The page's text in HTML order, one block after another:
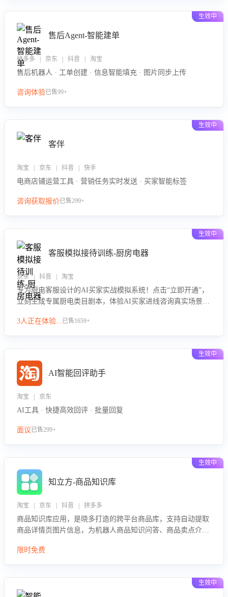
生效中
售后Agent-智能建单
拼多多 | 京东 | 抖音 | 淘宝
售后机器人 · 工单创建 · 信息智能填充 · 图片同步上传
咨询体验已售99+
生效中
客伴
淘宝 | 京东 | 抖音 | 快手
电商店铺运营工具 · 营销任务实时发送 · 买家智能标签
咨询获取报价已售299+
生效中
客服模拟接待训练-厨房电器
京东 | 抖音 | 淘宝
专为厨电客服设计的AI买家实战模拟系统！点击“立即开通”，
立刻生成专属厨电类目剧本，体验AI买家进线咨询真实场景训
技巧！
3人正在体验...已售1659+
生效中
AI智能回评助手
淘宝 | 京东
AI工具 · 快捷高效回评 · 批量回复
面议已售299+
生效中
知立方-商品知识库
淘宝 | 京东 | 抖音 | 拼多多
商品知识库应用，是晓多打造的跨平台商品库，支持自动提取
商品详情页图片信息，为机器人商品知识问答、商品卖点介绍
限时免费
生效中